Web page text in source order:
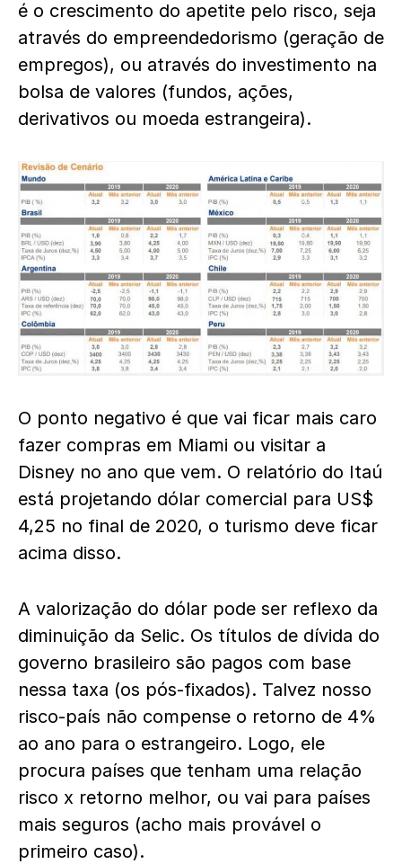
é o crescimento do apetite pelo risco, seja
através do empreendedorismo (geração de
empregos), ou através do investimento na
bolsa de valores (fundos, ações,
derivativos ou moeda estrangeira).
O ponto negativo é que vai ficar mais caro
fazer compras em Miami ou visitar a
Disney no ano que vem. O relatório do Itaú
está projetando dólar comercial para US$
4,25 no final de 2020, o turismo deve ficar
acima disso.
A valorização do dólar pode ser reflexo da
diminuição da Selic. Os títulos de dívida do
governo brasileiro são pagos com base
nessa taxa (os pós-fixados). Talvez nosso
risco-país não compense o retorno de 4%
ao ano para o estrangeiro. Logo, ele
procura países que tenham uma relação
risco x retorno melhor, ou vai para países
mais seguros (acho mais provável o
primeiro caso).